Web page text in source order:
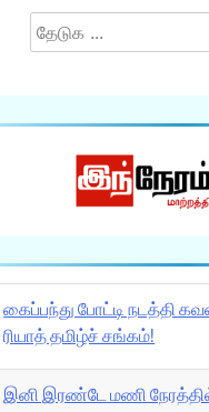
Search
கைப்பந்து போட்டி நடத்தி
ரியாத் தமிழ்ச் சங்கம்!
இனி இரண்டே மணி